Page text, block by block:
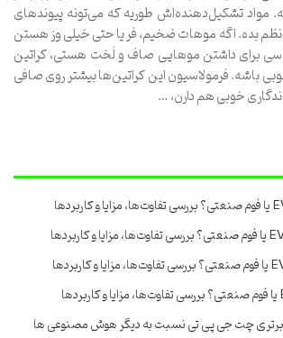
تشکیل‌دهنده‌اش طوریه که می‌تونه پیوندهای
نظم بده. اگه موهات ضخیم، فر یا حتی خیلی وز هستن
برای داشتن موهایی صاف و لَخت هستی، کراتین
باشه. فرمولاسیون این کراتین‌ها بیشتر روی صافی
خوبی هم دارن، …
چت جی پی تی نسبت به دیگر هوش مصنوعی ها